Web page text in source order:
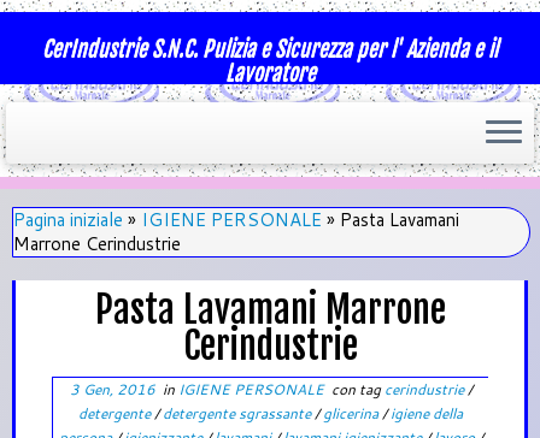
CerIndustrie S.N.C. Pulizia e Sicurezza per l' Azienda e il
Lavoratore
Pagina iniziale » IGIENE PERSONALE » Pasta Lavamani
Marrone Cerindustrie
Pasta Lavamani Marrone
Cerindustrie
3 Gen, 2016in IGIENE PERSONALE con tagcerindustrie/
detergente/detergente sgrassante/glicerina/igiene della